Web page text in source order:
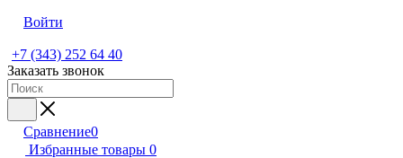
Войти
+7 (343) 252 64 40
Заказать звонок
Сравнение0
Избранные товары 0